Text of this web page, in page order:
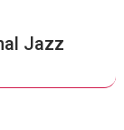
Jazz